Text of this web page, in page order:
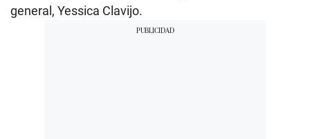
general, Yessica Clavijo.